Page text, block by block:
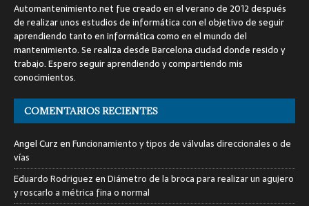
Automantenimiento.net fue creado en el verano de 2012 después
de realizar unos estudios de informática con el objetivo de seguir
aprendiendo tanto en informática como en el mundo del
mantenimiento. Se realiza desde Barcelona ciudad donde resido y
trabajo. Espero seguir aprendiendo y compartiendo mis
conocimientos.
COMENTARIOS RECIENTES
Angel CurzenFuncionamiento y tipos de válvulas direccionales o de
vías
Eduardo RodriguezenDiámetro de la broca para realizar un agujero
y roscarlo a métrica fina o normal